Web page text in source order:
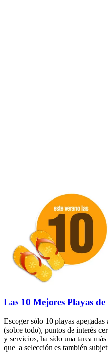
Las 10 Mejores Playas de
Escoger sólo 10 playas
(sobre todo), puntos de interés
y servicios, ha sido una tarea
que la selección es también